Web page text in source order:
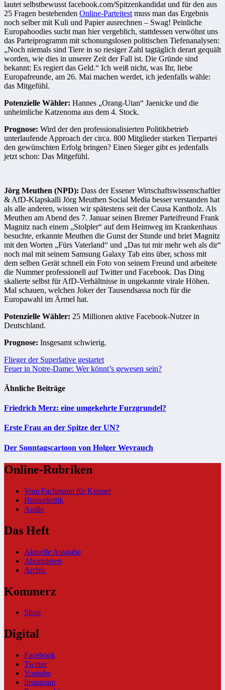
lautet selbstbewusst facebook.com/Spitzenkandidat und für den aus
25 Fragen bestehenden Online-Parteitest muss man das Ergebnis
noch selber mit Kuli und Papier ausrechnen – Swag! Peinliche
Europahoodies sucht man hier vergeblich, stattdessen verwöhnt uns
das Parteiprogramm mit schonungslosen politischen Tiefenanalysen:
„Noch niemals sind Tiere in so riesiger Zahl tagtäglich derart gequält
worden, wie dies in unserer Zeit der Fall ist. Die Gründe sind
bekannt: Es regiert das Geld.“ Ich weiß nicht, was Ihr, liebe
Europafreunde, am 26. Mai machen werdet, ich jedenfalls wähle:
das Mitgefühl.
Potenzielle Wähler: Hannes „Orang-Utan“ Jaenicke und die
unheimliche Katzenoma aus dem 4. Stock.
Prognose: Wird der den professionalisierten Politikbetrieb
unterlaufende Approach der circa. 800 Mitglieder starken Tierpartei
den gewünschten Erfolg bringen? Einen Sieger gibt es jedenfalls
jetzt schon: Das Mitgefühl.
Jörg Meuthen (NPD): Dass der Essener Wirtschaftswissenschaftler
& AfD-Klapskalli Jörg Meuthen Social Media besser verstanden hat
als alle anderen, wissen wir spätestens seit der Causa Kantholz. Als
Meuthen am Abend des 7. Januar seinen Bremer Parteifreund Frank
Magnitz nach einem „Stolpler“ auf dem Heimweg im Krankenhaus
besuchte, erkannte Meuthen die Gunst der Stunde und briet Magnitz
mit den Worten „Fürs Vaterland“ und „Das tut mir mehr weh als dir“
noch mal mit seinem Samsung Galaxy Tab eins über, schoss mit
dem selben Gerät schnell ein Foto von seinem Freund und arbeitete
die Nummer professionell auf Twitter und Facebook. Das Ding
skalierte selbst für AfD-Verhältnisse in ungekannte virale Höhen.
Mal schauen, welchen Joker der Tausendsassa noch für die
Europawahl im Ärmel hat.
Potenzielle Wähler: 25 Millionen aktive Facebook-Nutzer in
Deutschland.
Prognose: Insgesamt schwierig.
Beitragsnavigation
Flieger der Superlative gestartet
Feuer in Notre-Dame: Wer könnt’s gewesen sein?
Ähnliche Beiträge
Friedrich Merz: eine umgekehrte Furzgrundel?
Erste Frau an der Spitze der UN?
Der Sonntagscartoon von Holger Weyrauch
Online-Rubriken
Vom Fachmann für Kenner
Humorkritik
Audio
Das Heft
Aktuelle Ausgabe
Abonnieren
Archiv
Kommerz
Shop
Digital
Facebook
Twitter
Youtube
Instagram